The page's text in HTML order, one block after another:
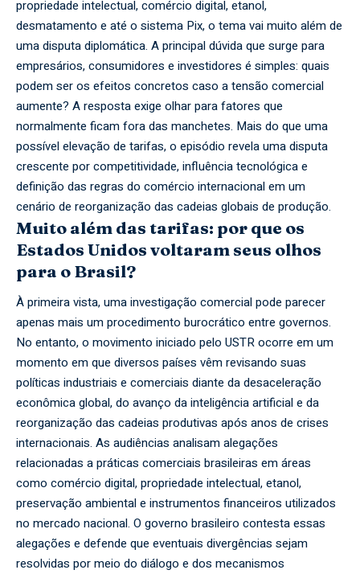
propriedade intelectual, comércio digital, etanol,
desmatamento e até o sistema Pix, o tema vai muito além de
uma disputa diplomática. A principal dúvida que surge para
empresários, consumidores e investidores é simples: quais
podem ser os efeitos concretos caso a tensão comercial
aumente? A resposta exige olhar para fatores que
normalmente ficam fora das manchetes. Mais do que uma
possível elevação de tarifas, o episódio revela uma disputa
crescente por competitividade, influência tecnológica e
definição das regras do comércio internacional em um
cenário de reorganização das cadeias globais de produção.
Muito além das tarifas: por que os
Estados Unidos voltaram seus olhos
para o Brasil?
À primeira vista, uma investigação comercial pode parecer
apenas mais um procedimento burocrático entre governos.
No entanto, o movimento iniciado pelo USTR ocorre em um
momento em que diversos países vêm revisando suas
políticas industriais e comerciais diante da desaceleração
econômica global, do avanço da inteligência artificial e da
reorganização das cadeias produtivas após anos de crises
internacionais. As audiências analisam alegações
relacionadas a práticas comerciais brasileiras em áreas
como comércio digital, propriedade intelectual, etanol,
preservação ambiental e instrumentos financeiros utilizados
no mercado nacional. O governo brasileiro contesta essas
alegações e defende que eventuais divergências sejam
resolvidas por meio do diálogo e dos mecanismos